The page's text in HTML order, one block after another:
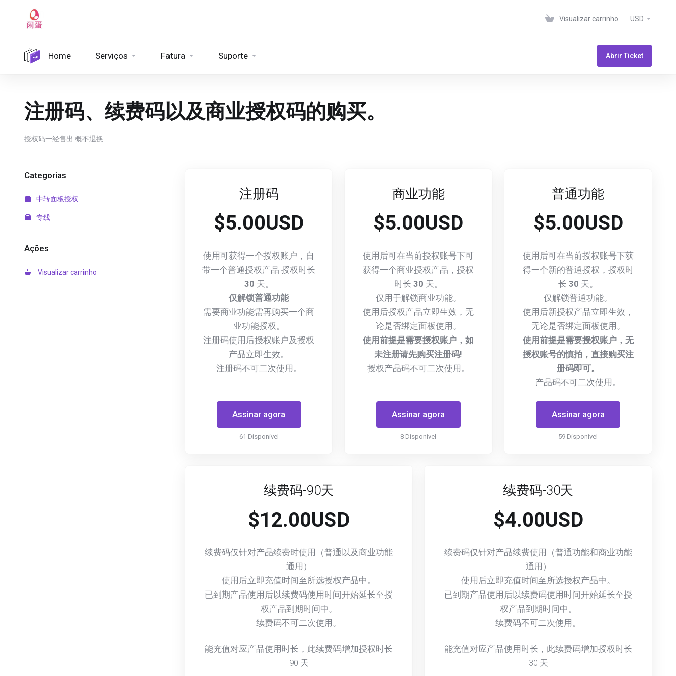
Visualizar carrinho USD
Home Serviços Fatura Suporte Abrir Ticket
注册码、续费码以及商业授权码的购买。
授权码一经售出 概不退换
Categorias
中转面板授权
专线
Ações
Visualizar carrinho
注册码
$5.00USD
使用可获得一个授权账户，自
带一个普通授权产品 授权时长
30 天。
仅解锁普通功能
需要商业功能需再购买一个商
业功能授权。
注册码使用后授权账户及授权
产品立即生效。
注册码不可二次使用。
Assinar agora
61 Disponível
商业功能
$5.00USD
使用后可在当前授权账号下可
获得一个商业授权产品，授权
时长 30 天。
仅用于解锁商业功能。
使用后授权产品立即生效，无
论是否绑定面板使用。
使用前提是需要授权账户，如
未注册请先购买注册码!
授权产品码不可二次使用。
Assinar agora
8 Disponível
普通功能
$5.00USD
使用后可在当前授权账号下获
得一个新的普通授权，授权时
长 30 天。
仅解锁普通功能。
使用后新授权产品立即生效，
无论是否绑定面板使用。
使用前提是需要授权账户，无
授权账号的慎拍，直接购买注
册码即可。
产品码不可二次使用。
Assinar agora
59 Disponível
续费码-90天
$12.00USD
能充值对应产品使用时长，此续费码增加授权时长
90 天
续费码仅针对产品续费时使用（普通以及商业功能
通用）
使用后立即充值时间至所选授权产品中。
已到期产品使用后以续费码使用时间开始延长至授
权产品到期时间中。
续费码不可二次使用。
续费码-30天
$4.00USD
能充值对应产品使用时长，此续费码增加授权时长
30 天
续费码仅针对产品续费使用（普通功能和商业功能
通用）
使用后立即充值时间至所选授权产品中。
已到期产品使用后以续费码使用时间开始延长至授
权产品到期时间中。
续费码不可二次使用。